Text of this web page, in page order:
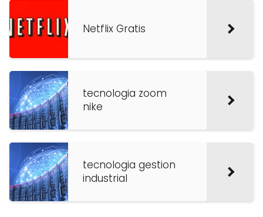
Netflix Gratis
tecnologia zoom
nike
tecnologia gestion
industrial